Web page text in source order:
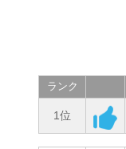
ランク
1位